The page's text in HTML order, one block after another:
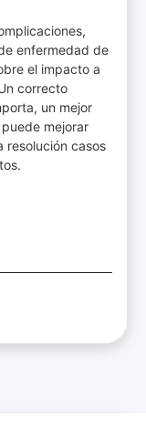
enfermedad de
el impacto a
correcto
un mejor
mejorar
resolución casos